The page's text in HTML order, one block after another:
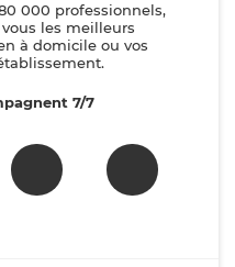
000 professionnels,
les meilleurs
à domicile ou vos
7/7